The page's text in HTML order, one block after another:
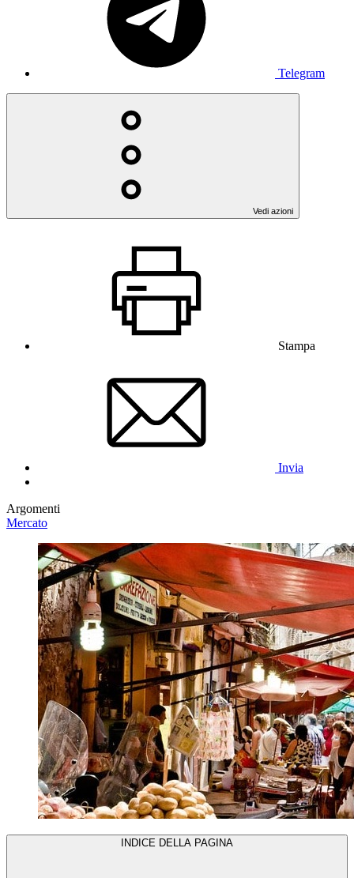
Telegram
Vedi azioni
Stampa
Invia
Argomenti
Mercato
INDICE DELLA PAGINA